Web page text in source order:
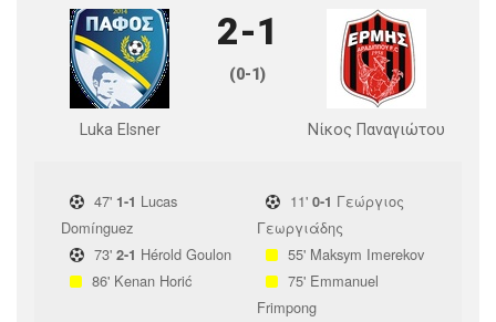
Luka Elsner
2-1
(0-1)
Νίκος Παναγιώτου
47' 1-1 Lucas
Domínguez
73' 2-1 Hérold Goulon
86' Kenan Horić
11' 0-1 Γεώργιος
Γεωργιάδης
55' Maksym Imerekov
75' Emmanuel
Frimpong